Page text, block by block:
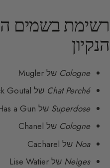
רשימת בשמים
הנקיון
Cologne של Mugler
Chat Perché של Annick Goutal
Superdose של Juliette Has a Gun
Cologne של Chanel
Noa של Cacharel
Neiges של Lise Watier